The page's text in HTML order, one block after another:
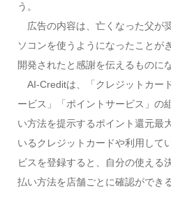
う。
広告の内容は、亡くなった父が
ソコンを使うようになったことが
開発されたと感謝を伝えるものに
AI-Creditは、「クレジットカー
ービス」「ポイントサービス」の
い方法を提示するポイント還元最
いるクレジットカードや利用して
ビスを登録すると、自分の使える
払い方法を店舗ごとに確認ができ